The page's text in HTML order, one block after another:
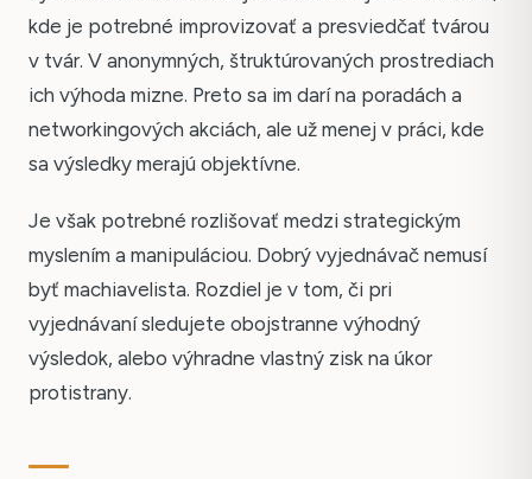
kde je potrebné improvizovať a presviedčať tvárou
v tvár. V anonymných, štruktúrovaných prostrediach
ich výhoda mizne. Preto sa im darí na poradách a
networkingových akciách, ale už menej v práci, kde
sa výsledky merajú objektívne.
Je však potrebné rozlišovať medzi strategickým
myslením a manipuláciou. Dobrý vyjednávač nemusí
byť machiavelista. Rozdiel je v tom, či pri
vyjednávaní sledujete obojstranne výhodný
výsledok, alebo výhradne vlastný zisk na úkor
protistrany.